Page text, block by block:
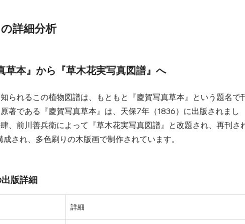
詳細分析
草本』から『草木花実写真図譜』へ
られるこの植物図譜は、もともと『慶賀写真草本』という題名で
著である『慶賀写真草本』は、天保7年（1836）に出版されまし
、前川善兵衛によって『草木花実写真図譜』と改題され、再刊さ
され、多色刷りの木版画で制作されています。
版詳細
詳細